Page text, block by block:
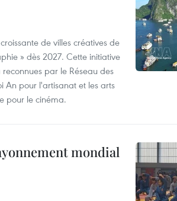
de villes créatives de
» dès 2027. Cette initiative
par le Réseau des
An pour l'artisanat et les arts
pour le cinéma.
mondial